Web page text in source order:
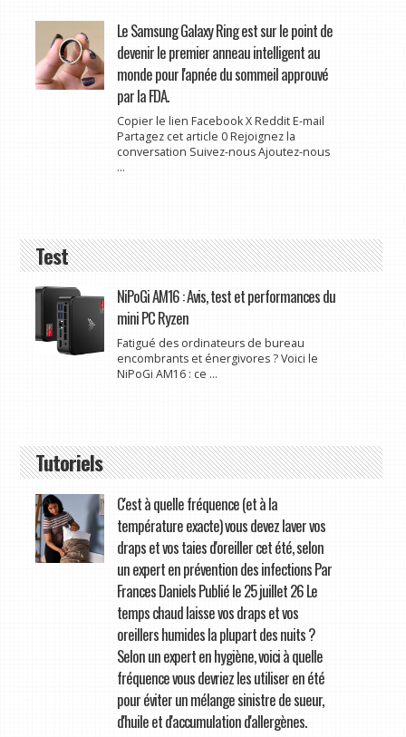
Le Samsung Galaxy Ring est sur le point de
devenir le premier anneau intelligent au
monde pour l'apnée du sommeil approuvé
par la FDA.
Copier le lien Facebook X Reddit E-mail
Partagez cet article 0 Rejoignez la
conversation Suivez-nous Ajoutez-nous
...
Test
NiPoGi AM16 : Avis, test et performances du
mini PC Ryzen
Fatigué des ordinateurs de bureau
encombrants et énergivores ? Voici le
NiPoGi AM16 : ce ...
Tutoriels
C'est à quelle fréquence (et à la
température exacte) vous devez laver vos
draps et vos taies d'oreiller cet été, selon
un expert en prévention des infections Par
Frances Daniels Publié le 25 juillet 26 Le
temps chaud laisse vos draps et vos
oreillers humides la plupart des nuits ?
Selon un expert en hygiène, voici à quelle
fréquence vous devriez les utiliser en été
pour éviter un mélange sinistre de sueur,
d'huile et d'accumulation d'allergènes.